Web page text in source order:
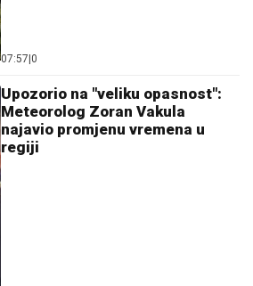
07:57 0
Upozorio na "veliku opasnost":
Meteorolog Zoran Vakula
najavio promjenu vremena u
regiji